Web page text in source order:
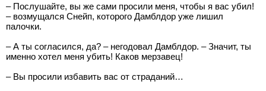
– Послушайте, вы же сами просили меня, чтобы я вас убил!
– возмущался Снейп, которого Дамблдор уже лишил
палочки.
– А ты согласился, да? – негодовал Дамблдор. – Значит, ты
именно хотел меня убить! Каков мерзавец!
– Вы просили избавить вас от страданий…